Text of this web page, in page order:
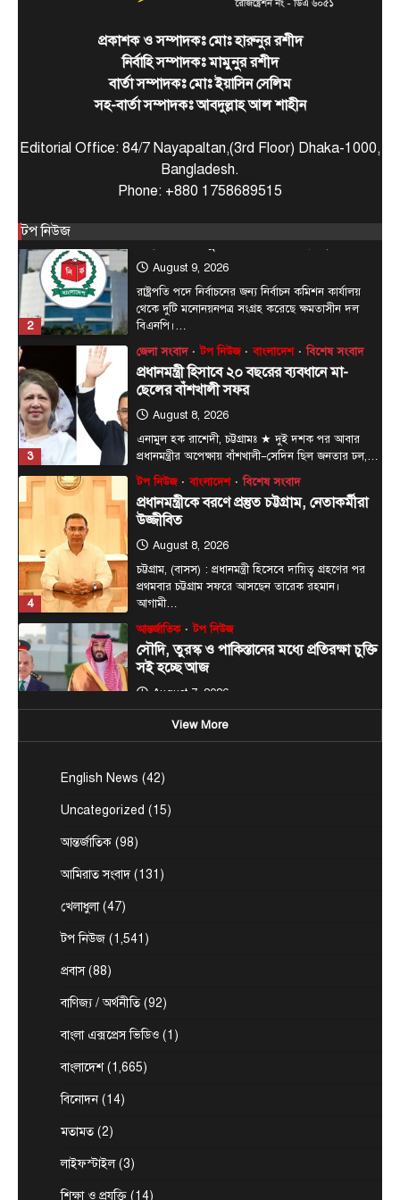
প্রকাশক ও সম্পাদকঃ মোঃ হারুনুর রশীদ
নির্বাহি সম্পাদকঃ মামুনুর রশীদ
বার্তা সম্পাদকঃ মোঃ ইয়াসিন সেলিম
সহ-বার্তা সম্পাদকঃ আবদুল্লাহ আল শাহীন
Editorial Office: 84/7 Nayapaltan,(3rd Floor) Dhaka-1000,
Bangladesh.
Phone: +880 1758689515
টপ নিউজ
ঢাকা, ৭ আগস্ট, ২০২৬ (বাসস) : সৌদি আরব, তুরস্ক ও
পাকিস্তান শুক্রবার জেদ্দায় একটি যৌথ…
টপ নিউজ বাংলাদেশ রাজনীতি
রাষ্ট্রপতি পদে জামায়াত জোটের প্রার্থী কর্নেল
অলি
দেশের ২৩তম রাষ্ট্রপতি নির্বাচনের জন্য জোটের প্রার্থী
হিসেবে এলডিপি চেয়ারম্যান কর্নেল (অব.) অলি আহমদের
নাম…
2
টপ নিউজ বাংলাদেশ রাজনীতি
রাষ্ট্রপতি পদে দুটি মনোনয়নপত্র সংগ্রহ বিএনপির
August 9, 2026
রাষ্ট্রপতি পদে নির্বাচনের জন্য নির্বাচন কমিশন কার্যালয়
থেকে দুটি মনোনয়নপত্র সংগ্রহ করেছে ক্ষমতাসীন দল
বিএনপি।…
3
জেলা সংবাদ টপ নিউজ বাংলাদেশ বিশেষ সংবাদ
প্রধানমন্ত্রী হিসাবে ২০ বছরের ব্যবধানে মা-
ছেলের বাঁশখালী সফর
August 8, 2026
এনামুল হক রাশেদী, চট্টগ্রামঃ ★ দুই দশক পর আবার
প্রধানমন্ত্রীর অপেক্ষায় বাঁশখালী—সেদিন ছিল জনতার ঢল,…
4
টপ নিউজ বাংলাদেশ বিশেষ সংবাদ
প্রধানমন্ত্রীকে বরণে প্রস্তুত চট্টগ্রাম, নেতাকর্মীরা
উজ্জীবিত
August 8, 2026
চট্টগ্রাম, (বাসস) : প্রধানমন্ত্রী হিসেবে দায়িত্ব গ্রহণের পর
প্রথমবার চট্টগ্রাম সফরে আসছেন তারেক রহমান।
আগামী…
আন্তর্জাতিক টপ নিউজ
সৌদি, তুরস্ক ও পাকিস্তানের মধ্যে প্রতিরক্ষা চুক্তি
সই হচ্ছে আজ
August 7, 2026
ঢাকা, ৭ আগস্ট, ২০২৬ (বাসস) : সৌদি আরব, তুরস্ক ও
রাষ্ট্রপতি পদে জামায়াত জোটের প্রার্থী কর্নেল
দেশের ২৩তম রাষ্ট্রপতি নির্বাচনের জন্য জোটের প্রার্থী
নাম…
থেকে দুটি মনোনয়নপত্র সংগ্রহ করেছে ক্ষমতাসীন দল
বিএনপি।…
জেলা সংবাদ
প্রধানমন্ত্রী হিসাবে ২০ বছরের ব্যবধানে মা-
ছেলের বাঁশখালী সফর
প্রধানমন্ত্রীকে বরণে প্রস্তুত চট্টগ্রাম, নেতাকর্মীরা
View More
English News (42)
Uncategorized (15)
আন্তর্জাতিক (98)
আমিরাত সংবাদ(131)
খেলাধুলা(47)
টপ নিউজ (1,541)
প্রবাস(88)
বাণিজ্য / অর্থনীতি (92)
বাংলা এক্সপ্রেস ভিডিও (1)
বাংলাদেশ(1,665)
বিনোদন (14)
মতামত (2)
লাইফস্টাইল(3)
শিক্ষা ও প্রযুক্তি (14)